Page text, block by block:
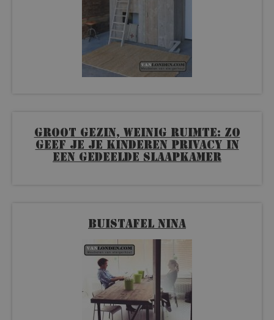
Groot gezin, weinig ruimte: zo
geef je je kinderen privacy in
een gedeelde slaapkamer
Buistafel Nina